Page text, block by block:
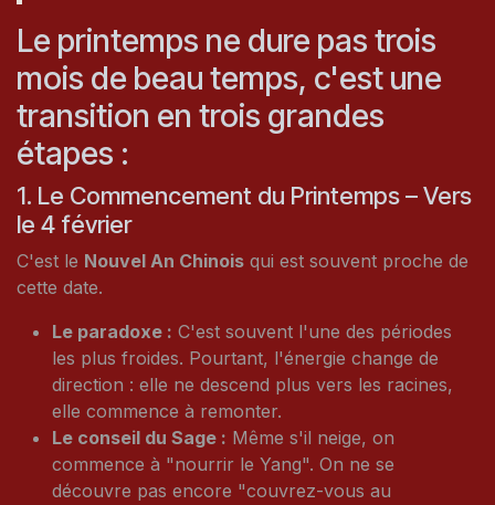
Le printemps ne dure pas trois
mois de beau temps, c'est une
transition en trois grandes
étapes :
1. Le Commencement du Printemps – Vers
le 4 février
C'est le Nouvel An Chinois qui est souvent proche de
cette date.
Le paradoxe : C'est souvent l'une des périodes
les plus froides. Pourtant, l'énergie change de
direction : elle ne descend plus vers les racines,
elle commence à remonter.
Le conseil du Sage : Même s'il neige, on
commence à "nourrir le Yang". On ne se
découvre pas encore "couvrez-vous au